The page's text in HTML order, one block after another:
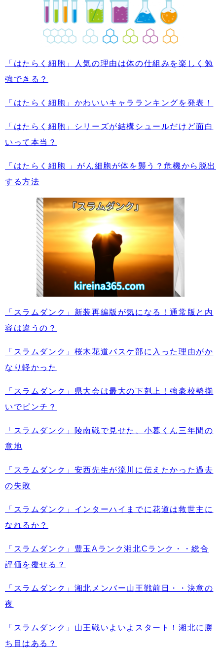
「はたらく細胞」人気の理由は体の仕組みを楽しく勉
強できる？
「はたらく細胞」かわいいキャラランキングを発表！
「はたらく細胞」シリーズが結構シュールだけど面白
いって本当？
「はたらく細胞 」がん細胞が体を襲う？危機から脱出
する方法
「スラムダンク」新装再編版が気になる！通常版と内
容は違うの？
「スラムダンク」桜木花道バスケ部に入った理由がか
なり軽かった
「スラムダンク」県大会は最大の下剋上！強豪校勢揃
いでピンチ？
「スラムダンク」陵南戦で見せた、小暮くん三年間の
意地
「スラムダンク」安西先生が流川に伝えたかった過去
の失敗
「スラムダンク」インターハイまでに花道は救世主に
なれるか？
「スラムダンク」豊玉Aランク湘北Cランク・・総合
評価を覆せる？
「スラムダンク」湘北メンバー山王戦前日・・決意の
夜
「スラムダンク」山王戦いよいよスタート！湘北に勝
ち目はある？